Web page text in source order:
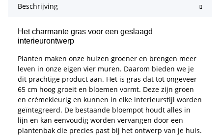
Beschrijving
Het charmante gras voor een geslaagd
interieurontwerp
Planten maken onze huizen groener en brengen meer
leven in onze eigen vier muren. Daarom bieden we je
dit prachtige product aan. Het is gras dat tot ongeveer
65 cm hoog groeit en bloemen vormt. Deze zijn groen
en crèmekleurig en kunnen in elke interieurstijl worden
geïntegreerd. De bestaande bloempot houdt alles in
lijn en kan eenvoudig worden vervangen door een
plantenbak die precies past bij het ontwerp van je huis.